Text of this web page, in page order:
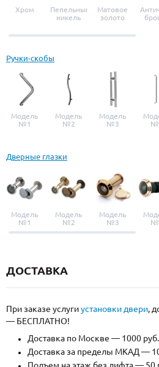
Хром
Пепельный
никель
Матовое
золото
Ручки-скобы
Модель
№1
Модель
№2
Модель
№3
Дверные глазки
Модель
№1
Модель
№2
Модель
№3
ДОСТАВКА
При заказе услугиустановки двери,
— БЕСПЛАТНО!
Доставка по Москве — 1000 руб.
Доставка за пределы МКАД —